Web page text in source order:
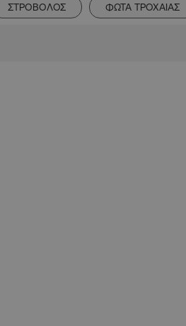
ΣΤΡΟΒΟΛΟΣ ΦΩΤΑ ΤΡΟΧΑΙΑΣ